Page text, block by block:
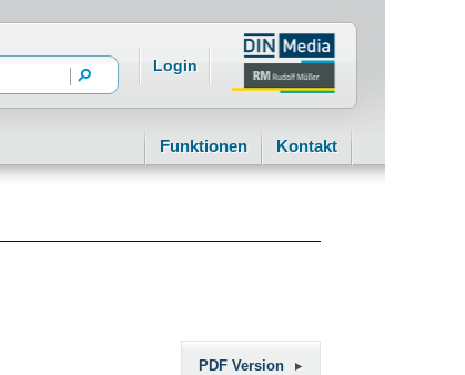
Login
Funktionen Kontakt
PDF Version